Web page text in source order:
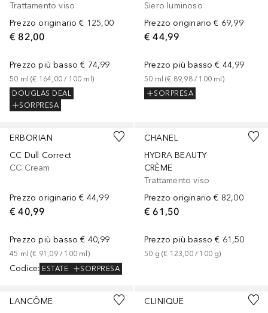
Trattamento viso
Prezzo originario € 125,00
€ 82,00
Prezzo più basso € 74,99
50 ml (€ 164,00 / 100 ml )
DOUGLAS DEAL
SORPRESA
Siero luminoso
Prezzo originario € 69,99
€ 44,99
Prezzo più basso € 44,99
50 ml (€ 89,98 / 100 ml )
SORPRESA
ERBORIAN
CC Dull Correct
CC Cream
Prezzo originario € 44,99
€ 40,99
Prezzo più basso € 40,99
45 ml (€ 91,09 / 100 ml )
Codice: ESTATE SORPRESA
CHANEL
HYDRA BEAUTY
CRÈME
Trattamento viso
Prezzo originario € 82,00
€ 61,50
Prezzo più basso € 61,50
50 g (€ 123,00 / 100 g)
LANCÔME CLINIQUE